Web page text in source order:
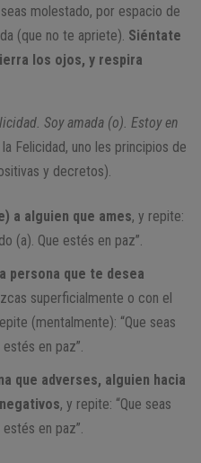
molestado, por espacio de
(que no te apriete). Siéntate
los ojos, y respira
Soy amada (o). Estoy en
Felicidad, uno les principios de
y decretos).
a alguien que ames, y repite:
(a). Que estés en paz”.
persona que te desea
superficialmente o con el
(mentalmente): “Que seas
en paz”.
que adverses, alguien hacia
, y repite: “Que seas
en paz”.